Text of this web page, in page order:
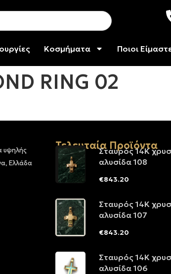
Κοσμήματα Ποιοι
RING 02
υψηλής
Ελλάδα
Τελευταία Προϊόντα
Σταυρός 14Κ
αλυσίδα 108
€843.20
Σταυρός 14Κ
αλυσίδα 107
€843.20
Σταυρός 14Κ
αλυσίδα 106